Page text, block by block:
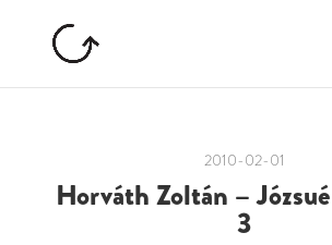
2010-02-01
Horváth Zoltán –
3